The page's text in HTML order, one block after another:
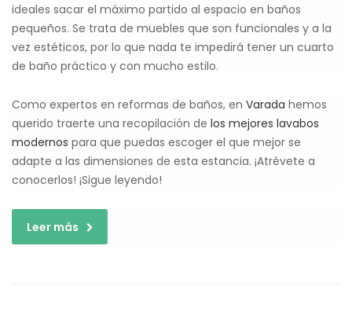
ideales sacar el máximo partido al espacio en baños
pequeños. Se trata de muebles que son funcionales y a la
vez estéticos, por lo que nada te impedirá tener un cuarto
de baño práctico y con mucho estilo.
Como expertos en reformas de baños, en Varada hemos
querido traerte una recopilación de los mejores lavabos
modernos para que puedas escoger el que mejor se
adapte a las dimensiones de esta estancia. ¡Atrévete a
conocerlos! ¡Sigue leyendo!
Leer más